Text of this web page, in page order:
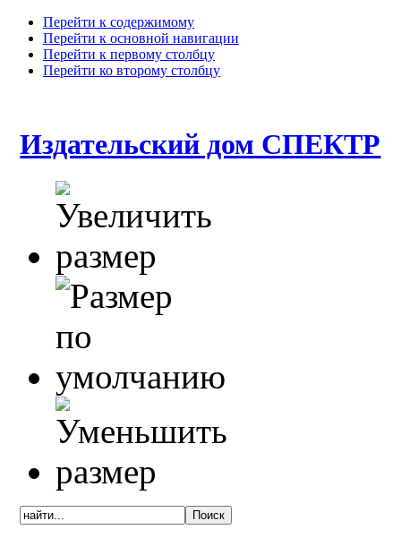
Перейти к содержимому
Перейти к основной навигации
Перейти к первому столбцу
Перейти ко второму столбцу
Издательский дом СПЕКТР